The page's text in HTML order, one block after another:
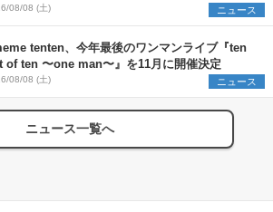
DO、かりゆし58、Reiを発表
08/08 (土) ニュース
tenten、今年最後のワンマンライブ『ten
of ten 〜one man〜』を11月に開催決定
08/08 (土) ニュース
ニュース一覧へ